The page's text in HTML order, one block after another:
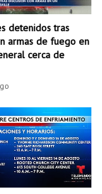
detenidos tras
armas de fuego en
cerca de